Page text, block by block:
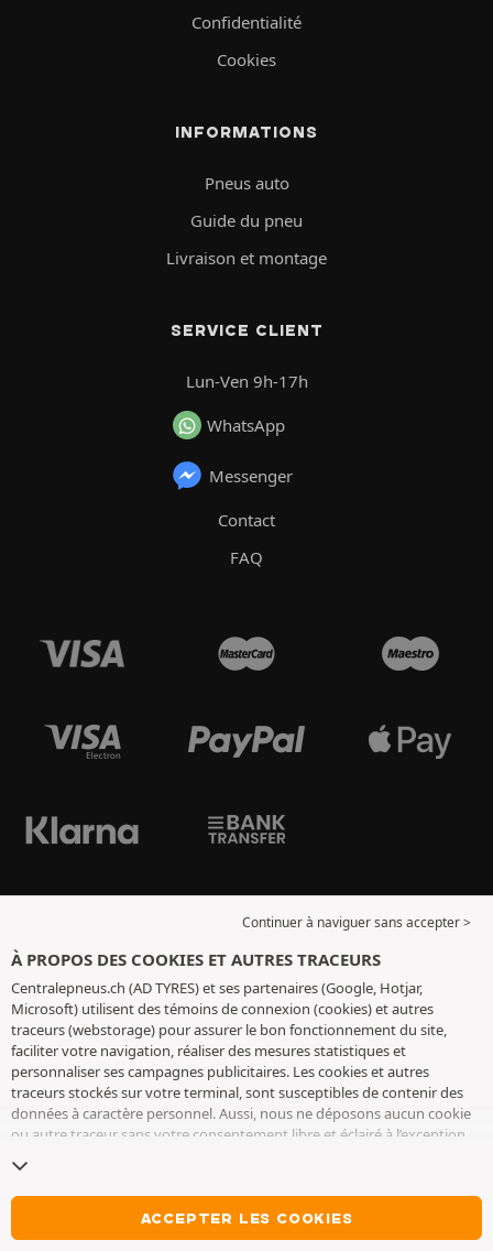
Confidentialité
Cookies
INFORMATIONS
Pneus auto
Guide du pneu
Livraison et montage
SERVICE CLIENT
Lun-Ven 9h-17h
WhatsApp
Messenger
Contact
FAQ
Continuer à naviguer sans accepter >
À PROPOS DES COOKIES ET AUTRES TRACEURS
Centralepneus.ch (AD TYRES) et ses partenaires (Google, Hotjar,
Microsoft) utilisent des témoins de connexion (cookies) et autres
traceurs (webstorage) pour assurer le bon fonctionnement du site,
faciliter votre navigation, réaliser des mesures statistiques et
personnaliser ses campagnes publicitaires. Les cookies et autres
traceurs stockés sur votre terminal, sont susceptibles de contenir des
données à caractère personnel. Aussi, nous ne déposons aucun cookie
ou autre traceur sans votre consentement libre et éclairé à l’exception
conservons votre choix pendant 6 mois. Vous pouvez retirer votre
consentement à tout moment en vous rendant sur lapage cookies et
. Vous pouvez choisir de continuer à naviguer sans
accepter le dépôt de cookies ou autres traceurs. Le refus ne fait pas
ACCEPTER LES COOKIES